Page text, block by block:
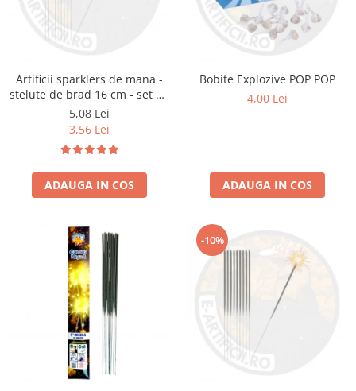
Artificii sparklers de mana -
stelute de brad 16 cm - set 10
buc
5,08 Lei
3,56 Lei
ADAUGA IN COS
Bobite Explozive POP POP
4,00 Lei
ADAUGA IN COS
-10%